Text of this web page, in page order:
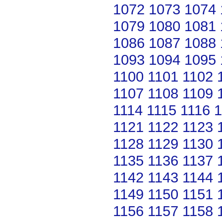
1072 1073 1074
1079 1080 1081
1086 1087 1088
1093 1094 1095
1100 1101 1102
1107 1108 1109
1114 1115 1116
1121 1122 1123
1128 1129 1130
1135 1136 1137
1142 1143 1144
1149 1150 1151
1156 1157 1158